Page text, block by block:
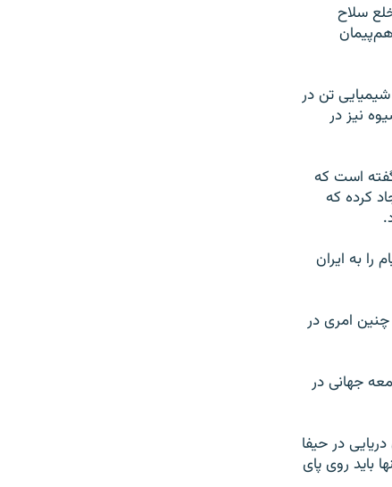
سلاح
تن در
نیز در
است که
کرده که
را به ایران
چنین امری در
جهانی در
در حیفا
باید روی پای